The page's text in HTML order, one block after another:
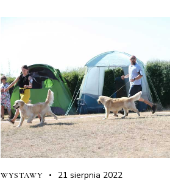
WYSTAWY 21 sierpnia 2022